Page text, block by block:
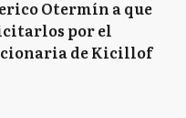
Otermín a que
por el
de Kicillof